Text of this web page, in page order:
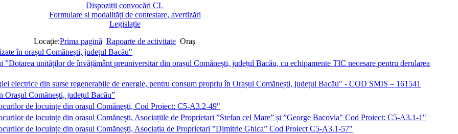
Dispoziții convocări CL
Formulare și modalități de contestare, avertizări
Legislație
Locaţie:Prima pagină Rapoarte de activitate Oraş
în orașul Comănești, județul Bacău"
unităților de învățământ preuniversitar din orașul Comănești, județul Bacău, cu echipamente TIC necesare pentru derularea
electrice din surse regenerabile de energie, pentru consum propriu în Orașul Comănești, județul Bacău" - COD SMIS – 161541
Orașul Comănești, județul Bacău”
de locuințe din orașul Comănești, Cod Proiect: C5-A3.2-49"
de locuințe din orașul Comănești, Asociațiile de Proprietari ”Ștefan cel Mare” și ”George Bacovia" Cod Proiect: C5-A3.1-1"
de locuințe din orașul Comănești, Asociația de Proprietari ”Dimitrie Ghica” Cod Proiect C5-A3.1-57"